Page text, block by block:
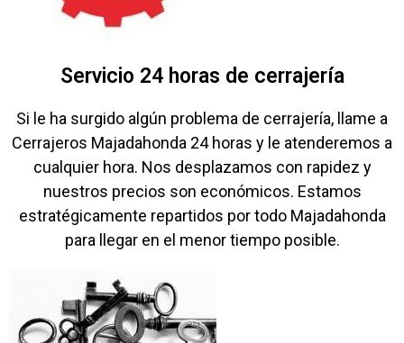
Servicio 24 horas de cerrajería
Si le ha surgido algún problema de cerrajería, llame a
Cerrajeros Majadahonda 24 horas y le atenderemos a
cualquier hora. Nos desplazamos con rapidez y
nuestros precios son económicos. Estamos
estratégicamente repartidos por todo Majadahonda
para llegar en el menor tiempo posible.